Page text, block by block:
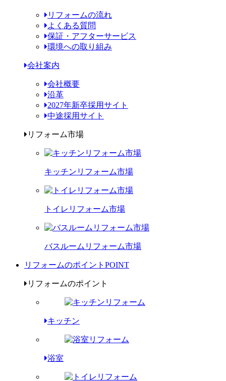
リフォームの流れ
よくある質問
保証・アフターサービス
環境への取り組み
会社案内
会社概要
沿革
2027年新卒採用サイト
中途採用サイト
リフォーム市場
キッチンリフォーム市場
トイレリフォーム市場
バスルームリフォーム市場
リフォームのポイント POINT
リフォームのポイント
キッチン
浴室